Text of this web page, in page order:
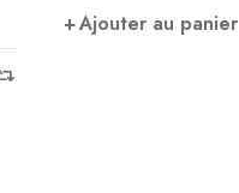
Ajouter au panier